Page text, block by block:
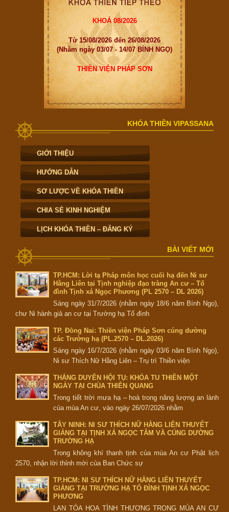
KHOÁ 08/2026
Từ 15/08/2026 đến 26/08/2026
(Nhằm ngày 03/07 - 14/07 BÍNH NGỌ)
THIỀN VIỆN PHÁP SƠN
KHÓA THIỀN VIPASSANA
GIỚI THIỆU
HƯỚNG DẪN
SƠ LƯỢC VỀ KHÓA THIỀN
CHIA SẺ KINH NGHIỆM
LỊCH KHÓA THIỀN – ĐĂNG KÝ
BÀI VIẾT MỚI
TP.HCM: Lời tạ Pháp môn học cuối hạ đến Ni sư
Hằng Liên tại Tịnh nghiệp đạo tràng An cư – Tổ
đình Tịnh xá Ngọc Phương (PL 2570 – DL 2026)
Sáng ngày 31/7/2026 (nhằm ngày 18/6 năm Bính Ngọ),
chư Ni hành giả an cư tại Trường hạ Tổ đình
TP. Đồng Nai: Thiền viện Pháp Sơn cúng dường
các Trường hạ (PL.2570 – DL.2026)
Sáng ngày 16/7/2026 (nhằm ngày 03/6 năm Bính Ngọ),
Ni sư Thích Nữ Hằng Liên – Trụ trì Thiền viện
THẮNG DUYÊN HỘI TỤ: KHÓA TU THIỀN MỘT
NGÀY TẠI CHÙA THIÊN QUANG
Trong tiết trời mưa hạ – hoà trong năng lượng an lành
của mùa An cư, vào ngày 26/07/2026 nhằm
TÂY NINH: NI SƯ THÍCH NỮ HẰNG LIÊN THUYẾT
GIẢNG TẠI TỊNH XÁ NGỌC TÂM VÀ CÚNG DƯỜNG
TRƯỜNG HẠ
Trong không khí thanh tịnh của mùa An cư Phật lịch
2570, nhận lời thỉnh mời của Ban Chức sự
TP.HCM: NI SƯ THÍCH NỮ HẰNG LIÊN THUYẾT
GIẢNG TẠI TRƯỜNG HẠ TỔ ĐÌNH TỊNH XÁ NGỌC
PHƯƠNG
LAN TỎA HOA TÌNH THƯƠNG TRONG MÙA AN CƯ